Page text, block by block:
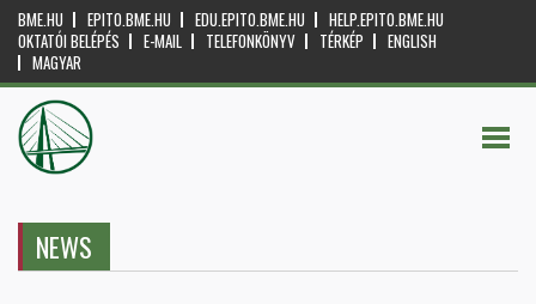
BME.HU EPITO.BME.HU EDU.EPITO.BME.HU
HELP.EPITO.BME.HU
OKTATÓI BELÉPÉS
E-MAIL TELEFONKÖNYV TÉRKÉP
ENGLISH
MAGYAR
NEWS